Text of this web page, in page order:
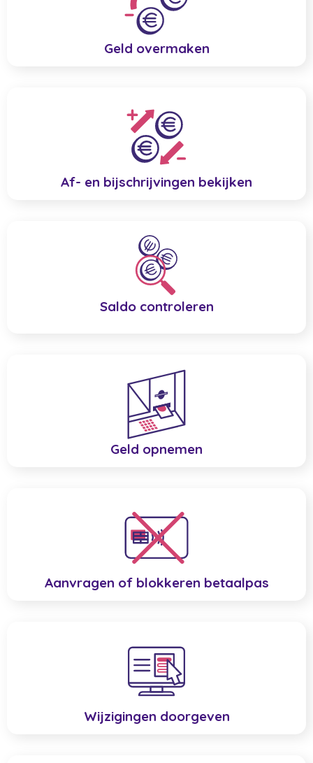
Geld overmaken
Af- en bijschrijvingen bekijken
Saldo controleren
Geld opnemen
Aanvragen of blokkeren betaalpas
Wijzigingen doorgeven